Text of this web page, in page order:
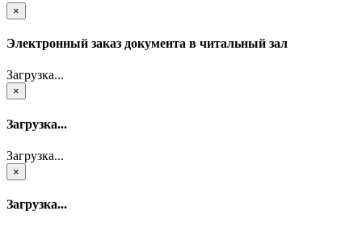
×
Электронный заказ документа в читальный зал
Загрузка...
×
Загрузка...
Загрузка...
×
Загрузка...